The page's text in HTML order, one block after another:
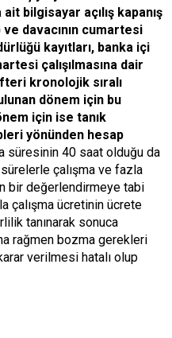
bilgisayar açılış kapanış
ve davacının cumartesi
kayıtları, banka içi
çalışılmasına dair
kronolojik sıralı
dönem için bu
için ise tanık
yönünden hesap
süresinin 40 saat olduğu da
çalışma ve fazla
bir değerlendirmeye tabi
çalışma ücretinin ücrete
tanınarak sonuca
rağmen bozma gerekleri
verilmesi hatalı olup